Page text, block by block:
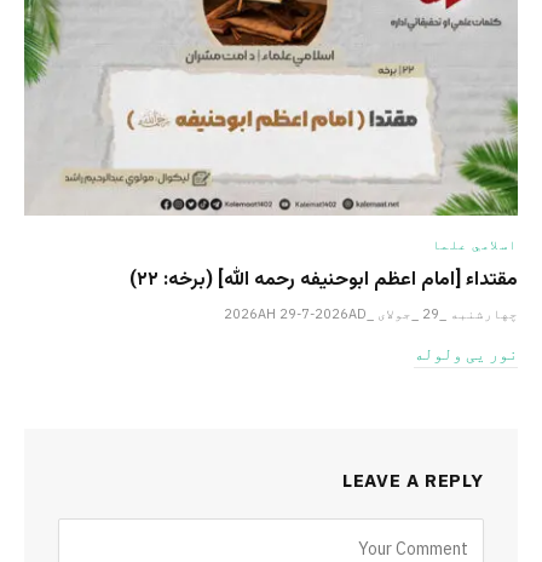
اسلامي علما
مقتداء [امام اعظم ابوحنیفه رحمه الله‎] (برخه: ۲۲)
چهارشنبه _29 _جولای _2026AH 29-7-2026AD
نور یی ولوله
LEAVE A REPLY